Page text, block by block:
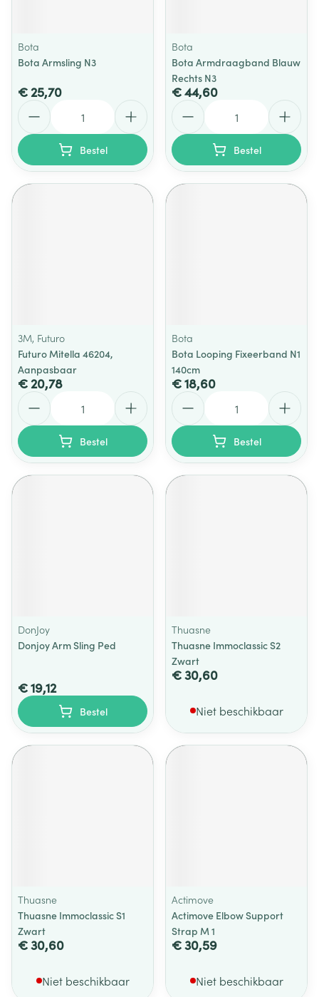
Bota
Bota Armsling N3
€ 25,70
Bestel
Bota
Bota Armdraagband Blauw
Rechts N3
€ 44,60
Bestel
3M, Futuro
Futuro Mitella 46204,
Aanpasbaar
€ 20,78
Bestel
Bota
Bota Looping Fixeerband N1
140cm
€ 18,60
Bestel
DonJoy
Donjoy Arm Sling Ped
€ 19,12
Bestel
Thuasne
Thuasne Immoclassic S2
Zwart
€ 30,60
Niet beschikbaar
Thuasne
Thuasne Immoclassic S1
Zwart
€ 30,60
Niet beschikbaar
Actimove
Actimove Elbow Support
Strap M 1
€ 30,59
Niet beschikbaar